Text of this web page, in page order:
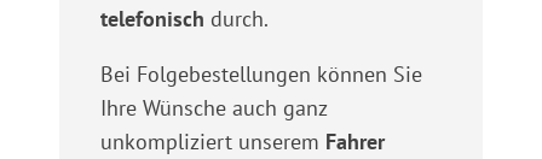
telefonisch durch.
Bei Folgebestellungen können Sie
Ihre Wünsche auch ganz
unkompliziert unserem Fahrer